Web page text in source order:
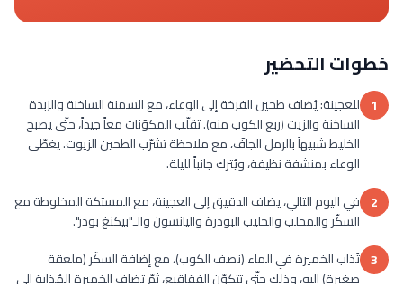
خطوات التحضير
1 للعجينة: يُضاف طحين الفرخة إلى الوعاء، مع السمنة الساخنة والزبدة
الساخنة والزيت (ربع الكوب منه). تقلّب المكوّنات معاً جيداً، حتّى يصبح
الخليط شبيهاً بالرمل الجافّ، مع ملاحظة تشرّب الطحين الزيوت. يغطّى
الوعاء بمنشفة نظيفة، ويُترك جانباً لليلة.
2 في اليوم التالي، يضاف الدقيق إلى العجينة، مع المستكة المخلوطة مع
السكّر والمحلب والحليب البودرة واليانسون والـ"بيكنغ بودر".
3 تُذاب الخميرة في الماء (نصف الكوب)، مع إضافة السكّر (ملعقة
صغيرة) إليه، وذلك حتّى تتكوّن الفقاقيع، ثمّ تضاف الخميرة المُذابة إلى